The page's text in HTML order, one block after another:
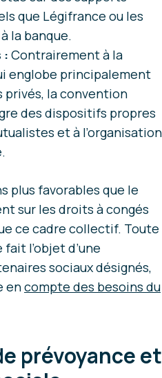
que Légifrance ou les
la banque.
: Contrairement à la
englobe principalement
la convention
des dispositifs propres
et à l’organisation
plus favorables que le
sur les droits à congés
ce cadre collectif. Toute
l’objet d’une
sociaux désignés,
encompte des besoins du
prévoyance et